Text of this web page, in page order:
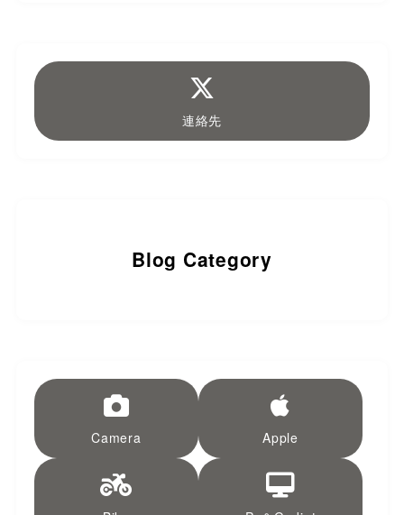
連絡先
Blog Category
Camera Apple